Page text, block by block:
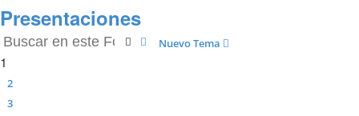
Presentaciones
Nuevo Tema
BuscarBúsqueda avanzada
1
2
3